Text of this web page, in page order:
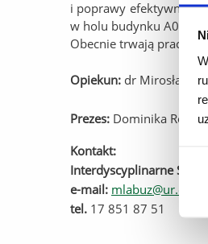
i poprawy efektywności
w holu budynku A0
Obecnie trwają prace
Opiekun: dr Mirosław
Prezes: Dominika Rojek
Kontakt:
Interdyscyplinarne SKN
e-mail: mlabuz@ur.edu.pl
tel. 17 851 87 51